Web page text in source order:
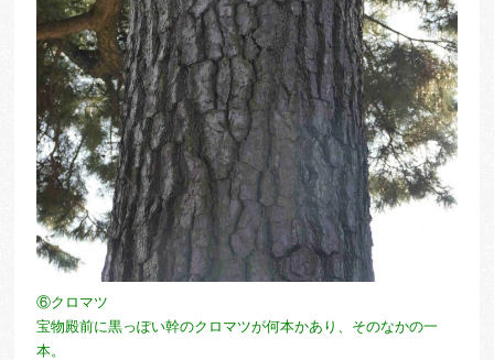
⑥クロマツ
宝物殿前に黒っぽい幹のクロマツが何本かあり、そのなかの一
本。